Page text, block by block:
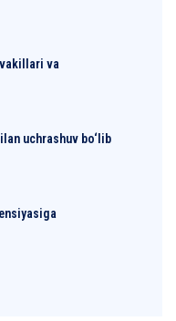
va
uchrashuv bo‘lib